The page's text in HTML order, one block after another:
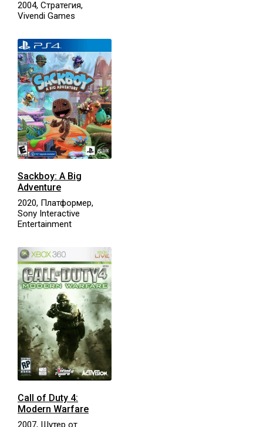
2004, Стратегия,
Vivendi Games
Sackboy: A Big
Adventure
2020, Платформер,
Sony Interactive
Entertainment
Call of Duty 4:
Modern Warfare
2007, Шутер от